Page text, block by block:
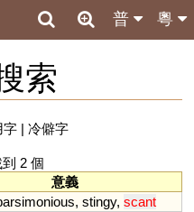
粵
普
索
字| 冷僻字
2 個
意義
, stingy, scant